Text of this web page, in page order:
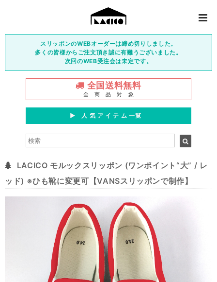
スリッポンのWEBオーダーは締め切りしました。
多くの皆様からご注文頂き誠に有難うございました。
次回のWEB受注会は未定です。
全国送料無料
全 商 品 対 象
▶︎ 人 気 ア イ テ ム 一覧
LACICO モルックスリッポン (ワンポイント“大” / レ
ッド) ※ひも靴に変更可【VANSスリッポンで制作】